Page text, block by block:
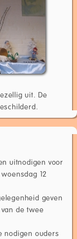
uit. De
uitnodigen voor
12
geven
de twee
nodigen ouders